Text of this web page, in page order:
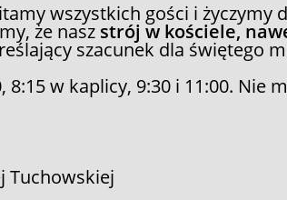
wszystkich gości i życzymy
że nasz strój w kościele,
szacunek dla świętego
w kaplicy, 9:30 i 11:00. Nie
Tuchowskiej